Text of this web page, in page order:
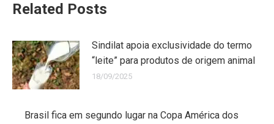
Related Posts
Sindilat apoia exclusividade do termo
“leite” para produtos de origem animal
18/09/2025
Brasil fica em segundo lugar na Copa América dos